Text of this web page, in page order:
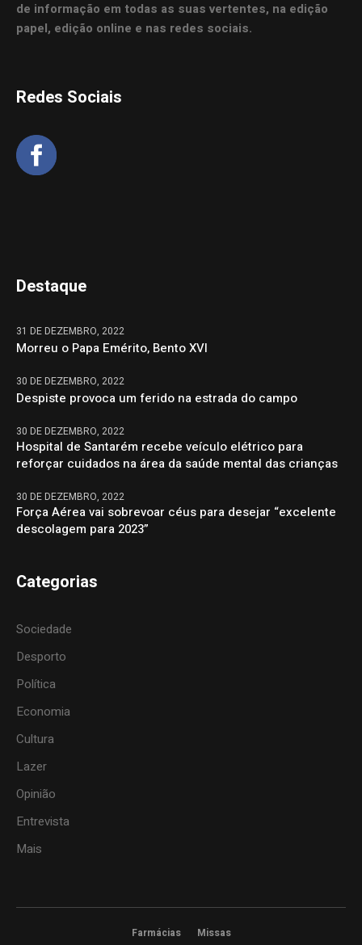
de informação em todas as suas vertentes, na edição
papel, edição online e nas redes sociais.
Redes Sociais
Destaque
31 DE DEZEMBRO, 2022
Morreu o Papa Emérito, Bento XVI
30 DE DEZEMBRO, 2022
Despiste provoca um ferido na estrada do campo
30 DE DEZEMBRO, 2022
Hospital de Santarém recebe veículo elétrico para
reforçar cuidados na área da saúde mental das crianças
30 DE DEZEMBRO, 2022
Força Aérea vai sobrevoar céus para desejar “excelente
descolagem para 2023”
Categorias
Sociedade
Desporto
Política
Economia
Cultura
Lazer
Opinião
Entrevista
Mais
Farmácias Missas